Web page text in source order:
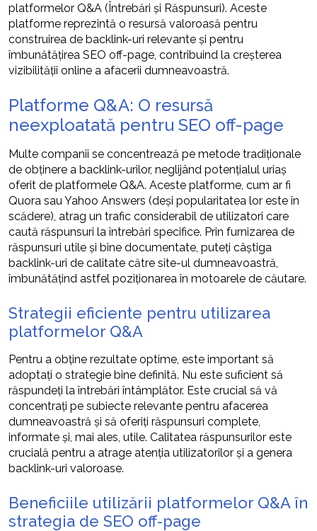
platformelor Q&A (Întrebări și Răspunsuri). Aceste
platforme reprezintă o resursă valoroasă pentru
construirea de backlink-uri relevante și pentru
îmbunătățirea SEO off-page, contribuind la creșterea
vizibilității online a afacerii dumneavoastră.
Platforme Q&A: O resursă
neexploatată pentru SEO off-page
Multe companii se concentrează pe metode tradiționale
de obținere a backlink-urilor, neglijând potențialul uriaș
oferit de platformele Q&A. Aceste platforme, cum ar fi
Quora sau Yahoo Answers (deși popularitatea lor este în
scădere), atrag un trafic considerabil de utilizatori care
caută răspunsuri la întrebări specifice. Prin furnizarea de
răspunsuri utile și bine documentate, puteți câștiga
backlink-uri de calitate către site-ul dumneavoastră,
îmbunătățind astfel poziționarea în motoarele de căutare.
Strategii eficiente pentru utilizarea
platformelor Q&A
Pentru a obține rezultate optime, este important să
adoptați o strategie bine definită. Nu este suficient să
răspundeți la întrebări întâmplător. Este crucial să vă
concentrați pe subiecte relevante pentru afacerea
dumneavoastră și să oferiți răspunsuri complete,
informate și, mai ales, utile. Calitatea răspunsurilor este
crucială pentru a atrage atenția utilizatorilor și a genera
backlink-uri valoroase.
Beneficiile utilizării platformelor Q&A în
strategia de SEO off-page